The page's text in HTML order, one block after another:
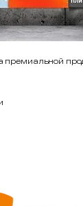
премиальной